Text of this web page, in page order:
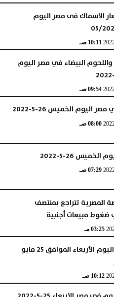
الأسماك فى مصر اليوم
10:11 صـ
واللحوم البيضاء في مصر اليوم
09:54 صـ
اليوم الخميس 26-5-2022
08:00 صـ
26-5-2022
07:29 صـ
المصرية تتراجع بمنتصف
ضغوط مبيعات أجنبية
03:25 مـ
أسعار السمك اليوم الأربعاء الموافق 25 مايو
10:12 صـ